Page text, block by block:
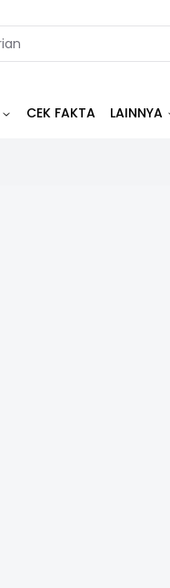
CEK FAKTA LAINNYA